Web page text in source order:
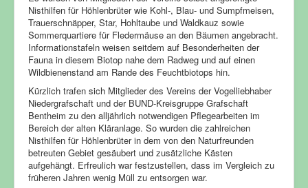
Nisthilfen für Höhlenbrüter wie Kohl-, Blau- und Sumpfmeisen,
Trauerschnäpper, Star, Hohltaube und Waldkauz sowie
Sommerquartiere für Fledermäuse an den Bäumen angebracht.
Informationstafeln weisen seitdem auf Besonderheiten der
Fauna in diesem Biotop nahe dem Radweg und auf einen
Wildbienenstand am Rande des Feuchtbiotops hin.
Kürzlich trafen sich Mitglieder des Vereins der Vogelliebhaber
Niedergrafschaft und der BUND-Kreisgruppe Grafschaft
Bentheim zu den alljährlich notwendigen Pflegearbeiten im
Bereich der alten Kläranlage. So wurden die zahlreichen
Nisthilfen für Höhlenbrüter in dem von den Naturfreunden
betreuten Gebiet gesäubert und zusätzliche Kästen
aufgehängt. Erfreulich war festzustellen, dass im Vergleich zu
früheren Jahren wenig Müll zu entsorgen war.